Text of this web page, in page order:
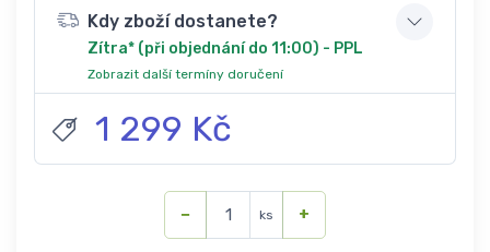
Kdy zboží dostanete?
Zítra* (při objednání do 11:00) - PPL
Zobrazit další termíny doručení
1 299 Kč
− ks +